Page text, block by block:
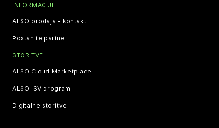
INFORMACIJE
ALSO prodaja - kontakti
Postanite partner
STORITVE
ALSO Cloud Marketplace
ALSO ISV program
Digitalne storitve